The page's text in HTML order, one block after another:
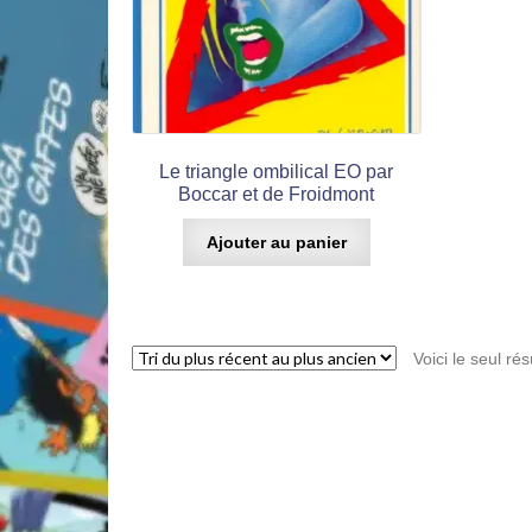
Le triangle ombilical EO par
Boccar et de Froidmont
Ajouter au panier
Voici le seul